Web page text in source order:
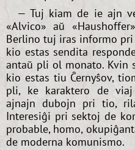
— Tuj kiam de ie ajn
«Alvico» aŭ
Berlino tuj iras informo
kio estas sendita
antaŭ pli ol monato. Kvin
kio estas tiu Ĉernyŝov,
pli, ke karaktero de
ajnajn dubojn pri tio,
Interesiĝi pri sektoj de
probable, homo,
de moderna komunismo.